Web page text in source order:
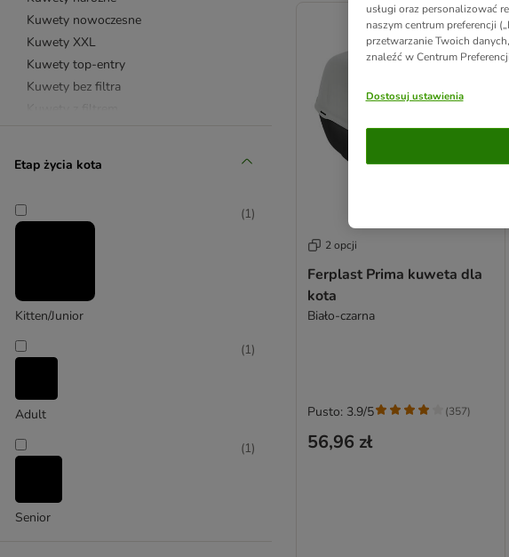
Kuwety nowoczesne
Kuwety XXL
Kuwety top-entry
Kuwety bez filtra
Wycieraczki przed kuwetę
Szafki na kuwetę
kooa
Petkit
Simon's Cat
Trixie
Etap życia kota
Kitten/Junior
(1)
Adult
(1)
Senior
(1)
2 opcji
Ferplast Prima kuweta dla
kota
Biało-czarna
56,96 zł
Pusto: 3.9/5 (357)
usługi oraz personalizować
naszym centrum preferencji
przetwarzanie Twoich
znaleźć w Centrum Preferencji
Dostosuj ustawienia